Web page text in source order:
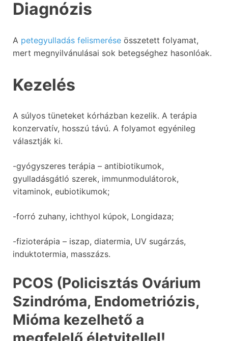
Diagnózis
A petegyulladás felismerése összetett folyamat,
mert megnyilvánulásai sok betegséghez hasonlóak.
Kezelés
A súlyos tüneteket kórházban kezelik. A terápia
konzervatív, hosszú távú. A folyamot egyénileg
választják ki.
-gyógyszeres terápia – antibiotikumok,
gyulladásgátló szerek, immunmodulátorok,
vitaminok, eubiotikumok;
-forró zuhany, ichthyol kúpok, Longidaza;
-fizioterápia – iszap, diatermia, UV sugárzás,
induktotermia, masszázs.
PCOS (Policisztás Ovárium
Szindróma, Endometriózis,
Mióma kezelhető a